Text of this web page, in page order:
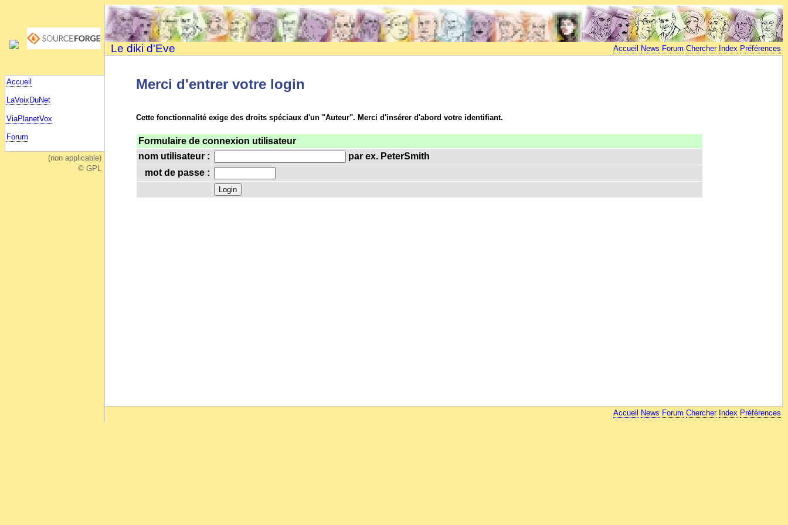
Accueil
LaVoixDuNet
ViaPlanetVox
Forum
(non applicable)
© GPL
Le diki d'Eve Accueil News Forum Chercher Index Préférences
Merci d'entrer votre login
Cette fonctionnalité exige des droits spéciaux d'un "Auteur". Merci d'insérer d'abord votre identifiant.
Formulaire de connexion utilisateur
nom utilisateur :
par ex. PeterSmith
mot de passe :
Accueil News Forum Chercher Index Préférences